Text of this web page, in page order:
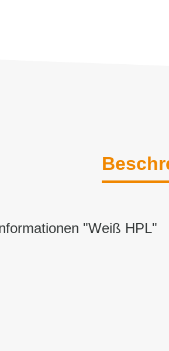
"Weiß HPL"